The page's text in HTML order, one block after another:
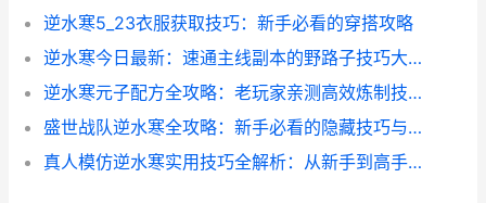
逆水寒5_23衣服获取技巧：新手必看的穿搭攻略
逆水寒今日最新：速通主线副本的野路子技巧大公开
逆水寒元子配方全攻略：老玩家亲测高效炼制技巧
盛世战队逆水寒全攻略：新手必看的隐藏技巧与避坑指南
真人模仿逆水寒实用技巧全解析：从新手到高手的秘密